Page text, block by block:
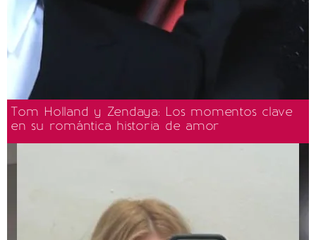
Tom Holland y Zendaya: Los momentos clave
en su romántica historia de amor